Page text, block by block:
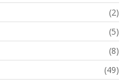
(2)
(5)
(8)
(49)